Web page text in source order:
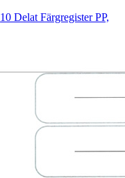
10 Delat Färgregister PP,